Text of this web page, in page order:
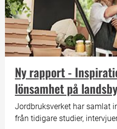
Ny rapport -
lönsamhet på
Jordbruksverket har samlat
från tidigare studier,